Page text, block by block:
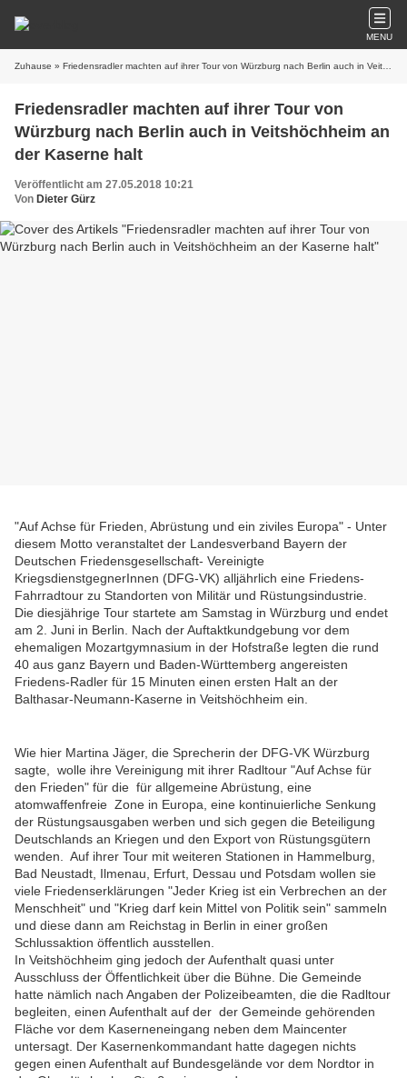
MENU
Zuhause » Friedensradler machten auf ihrer Tour von Würzburg nach Berlin auch in Veitshöchheim an der Kaserne halt
Friedensradler machten auf ihrer Tour von
Würzburg nach Berlin auch in Veitshöchheim an
der Kaserne halt
Veröffentlicht am 27.05.2018 10:21
Von Dieter Gürz
"Auf Achse für Frieden, Abrüstung und ein ziviles Europa" - Unter
diesem Motto veranstaltet der Landesverband Bayern der
Deutschen Friedensgesellschaft- Vereinigte
KriegsdienstgegnerInnen (DFG-VK) alljährlich eine Friedens-
Fahrradtour zu Standorten von Militär und Rüstungsindustrie.
Die diesjährige Tour startete am Samstag in Würzburg und endet
am 2. Juni in Berlin. Nach der Auftaktkundgebung vor dem
ehemaligen Mozartgymnasium in der Hofstraße legten die rund
40 aus ganz Bayern und Baden-Württemberg angereisten
Friedens-Radler für 15 Minuten einen ersten Halt an der
Balthasar-Neumann-Kaserne in Veitshöchheim ein.
Wie hier Martina Jäger, die Sprecherin der DFG-VK Würzburg
sagte, wolle ihre Vereinigung mit ihrer Radltour "Auf Achse für
den Frieden" für die für allgemeine Abrüstung, eine
atomwaffenfreie Zone in Europa, eine kontinuierliche Senkung
der Rüstungsausgaben werben und sich gegen die Beteiligung
Deutschlands an Kriegen und den Export von Rüstungsgütern
wenden. Auf ihrer Tour mit weiteren Stationen in Hammelburg,
Bad Neustadt, Ilmenau, Erfurt, Dessau und Potsdam wollen sie
viele Friedenserklärungen "Jeder Krieg ist ein Verbrechen an der
Menschheit" und "Krieg darf kein Mittel von Politik sein" sammeln
und diese dann am Reichstag in Berlin in einer großen
Schlussaktion öffentlich ausstellen.
In Veitshöchheim ging jedoch der Aufenthalt quasi unter
Ausschluss der Öffentlichkeit über die Bühne. Die Gemeinde
hatte nämlich nach Angaben der Polizeibeamten, die die Radltour
begleiten, einen Aufenthalt auf der der Gemeinde gehörenden
Fläche vor dem Kaserneneingang neben dem Maincenter
untersagt. Der Kasernenkommandant hatte dagegen nichts
gegen einen Aufenthalt auf Bundesgelände vor dem Nordtor in